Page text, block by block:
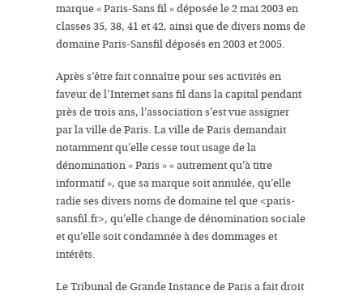
marque« Paris-Sans fil » déposée le 2 mai 2003 en
classes 35, 38, 41 et 42, ainsi que de diversnoms de
domaineParis-Sansfil déposés en 2003 et 2005.
Après s’être fait connaître pour ses activités en
faveur del’Internet sans fildans la capital pendant
près de trois ans, l’association s’est vueassigner
par la ville de Paris. La ville de Paris demandait
notamment qu’ellecesse tout usage de la
dénomination « Paris »«autrement qu’à titre
informatif», que samarque soit annulée, qu’elle
radie ses divers noms de domainetel que <paris-
sansfil.fr>, qu’ellechange de dénomination sociale
et qu’elle soit condamnée à desdommages et
intérêts.
Le Tribunal de Grande Instance de Paris a fait droit